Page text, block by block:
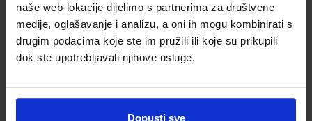
naše web-lokacije dijelimo s partnerima za društvene
medije, oglašavanje i analizu, a oni ih mogu kombinirati s
drugim podacima koje ste im pružili ili koje su prikupili
dok ste upotrebljavali njihove usluge.
Dopusti sve